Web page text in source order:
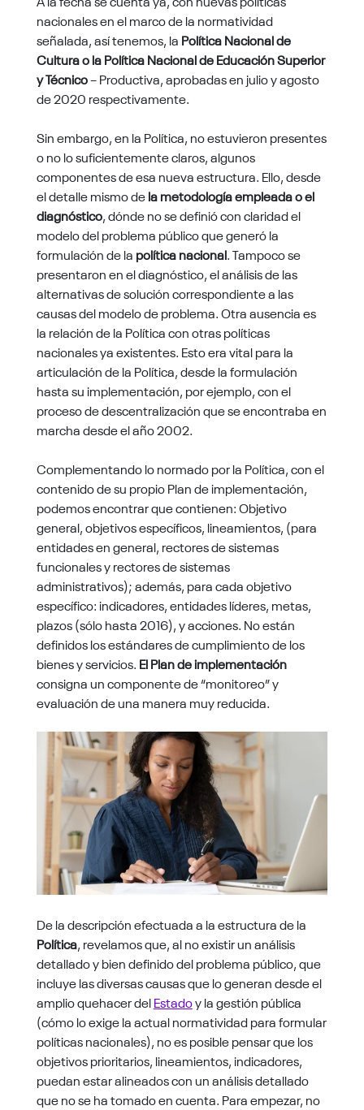
nacionales en el marco de la normatividad
señalada, así tenemos, la Política Nacional de
Cultura o la Política Nacional de Educación Superior
y Técnico– Productiva, aprobadas en julio y agosto
de 2020 respectivamente.
Sin embargo, en la Política, no estuvieron presentes
o no lo suficientemente claros, algunos
componentes de esa nueva estructura. Ello, desde
el detalle mismo dela metodología empleada o el
diagnóstico, dónde no se definió con claridad el
modelo del problema público que generó la
formulación de la política nacional. Tampoco se
presentaron en el diagnóstico, el análisis de las
alternativas de solución correspondiente a las
causas del modelo de problema. Otra ausencia es
la relación de la Política con otras políticas
nacionales ya existentes. Esto era vital para la
articulación de la Política, desde la formulación
hasta su implementación, por ejemplo, con el
proceso de descentralización que se encontraba en
marcha desde el año 2002.
Complementando lo normado por la Política, con el
contenido de su propio Plan de implementación,
podemos encontrar que contienen: Objetivo
general, objetivos específicos, lineamientos, (para
entidades en general, rectores de sistemas
funcionales y rectores de sistemas
administrativos); además, para cada objetivo
específico: indicadores, entidades líderes, metas,
plazos (sólo hasta 2016), y acciones. No están
definidos los estándares de cumplimiento de los
bienes y servicios. El Plan de implementación
consigna un componente de “monitoreo” y
evaluación de una manera muy reducida.
De la descripción efectuada a la estructura de la
Política, revelamos que, al no existir un análisis
detallado y bien definido del problema público, que
incluye las diversas causas que lo generan desde el
amplio quehacer delEstadoy la gestión pública
(cómo lo exige la actual normatividad para formular
políticas nacionales), no es posible pensar que los
objetivos prioritarios, lineamientos, indicadores,
puedan estar alineados con un análisis detallado
que no se ha tomado en cuenta. Para empezar, no